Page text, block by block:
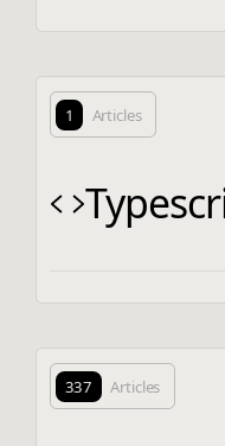
1 Articles
337 Articles